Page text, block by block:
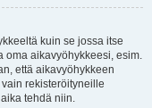
kuin se jossa itse
oma aikavyöhykkeesi, esim.
että aikavyöhykkeen
rekisteröityneille
tehdä niin.